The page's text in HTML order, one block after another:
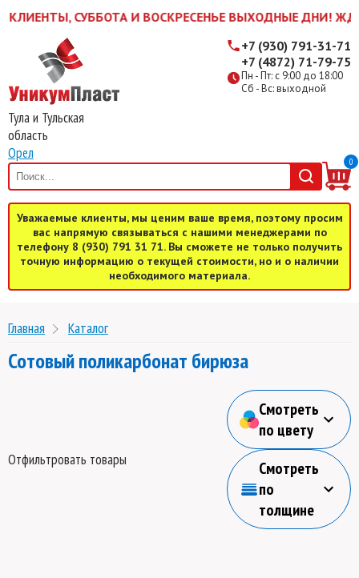
СУББОТА И ВОСКРЕСЕНЬЕ ВЫХОДНЫЕ ДНИ! ЖДЕМ
Тула и Тульская
область
Орел
Пн - Пт: с 9:00 до 18:00
Сб - Вс: выходной
+7 (930) 791-31-71
+7 (4872) 71-79-75
0
Уважаемые клиенты, мы ценим ваше время, поэтому просим
вас напрямую связываться с нашими менеджерами по
телефону 8 (930) 791 31 71. Вы сможете не только получить
точную информацию о текущей стоимости, но и о наличии
необходимого материала.
Главная Каталог
Сотовый поликарбонат бирюза
Отфильтровать товары
Смотреть
по цвету
Смотреть
по
толщине